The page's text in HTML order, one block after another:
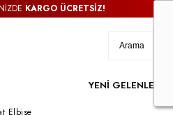
KARGO ÜCRETSİZ!
YENİ GELENLER
Elbise